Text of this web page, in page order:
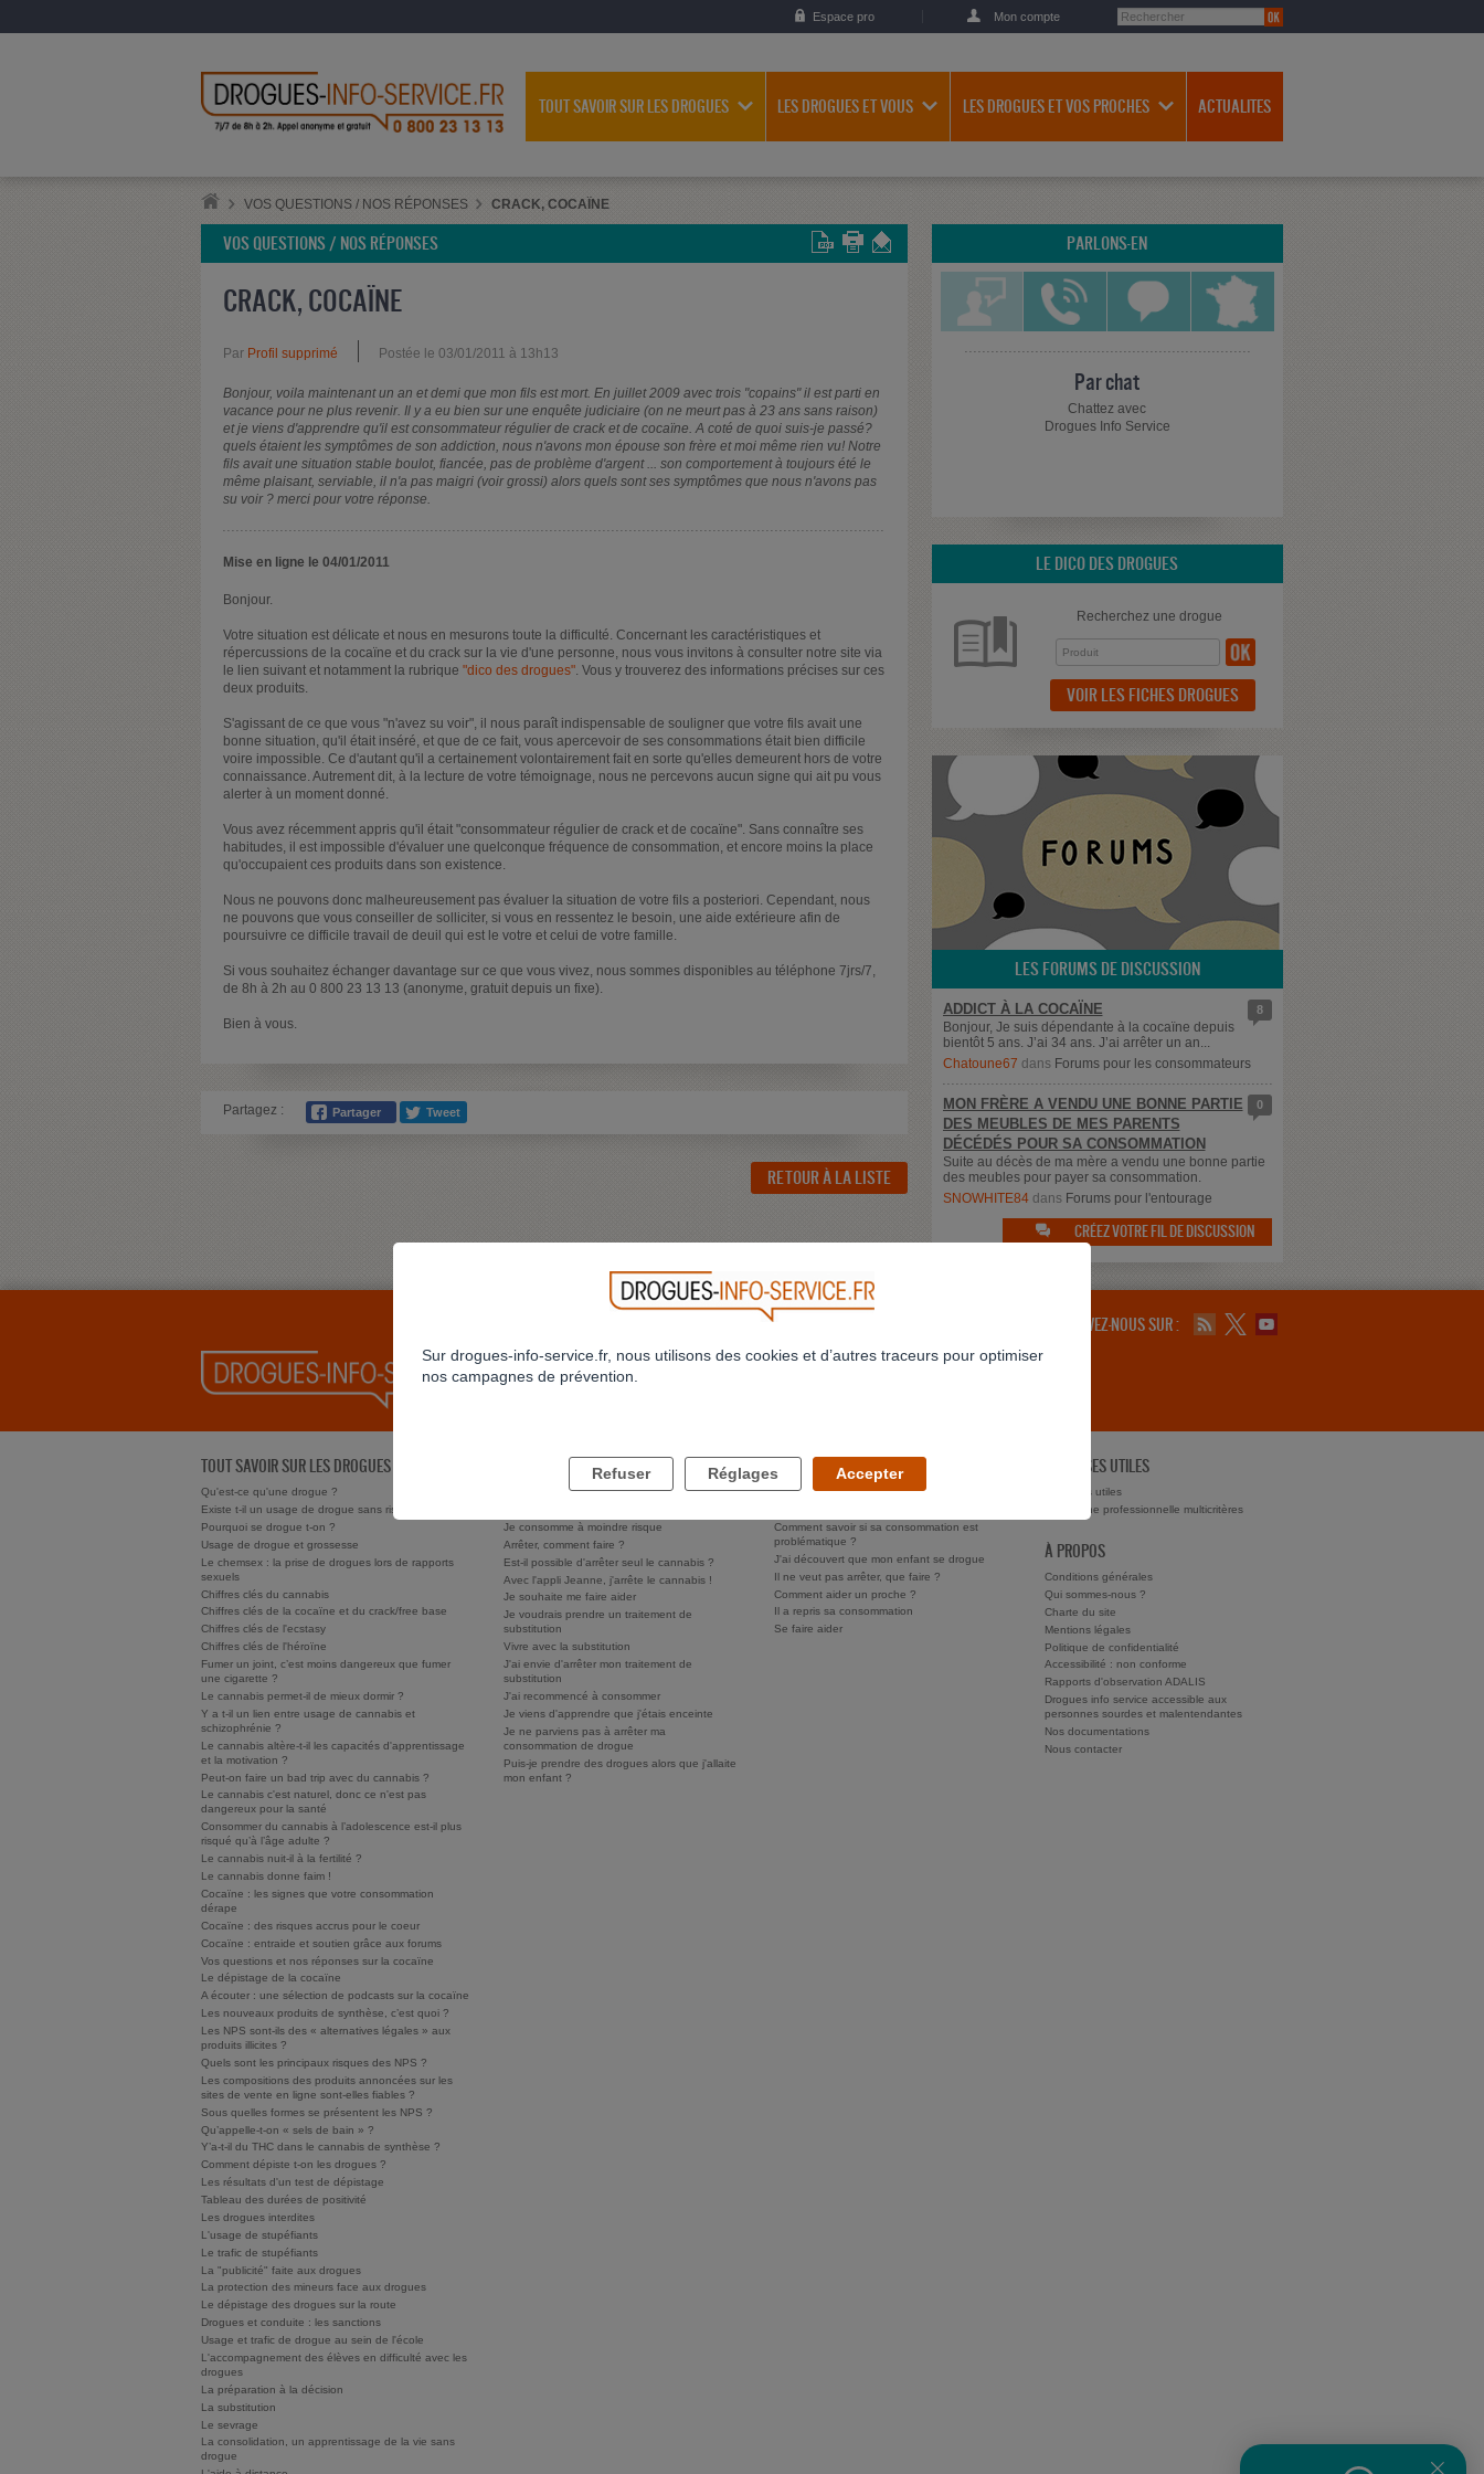
Espace pro Mon compte
TOUT SAVOIR SUR LES DROGUES LES DROGUES ET VOUS LES DROGUES ET VOS PROCHES ACTUALITES
VOS QUESTIONS / NOS RÉPONSES CRACK, COCAÏNE
VOS QUESTIONS / NOS RÉPONSES
CRACK, COCAÏNE
Par Profil supprimé Postée le 03/01/2011 à 13h13
Bonjour, voila maintenant un an et demi que mon fils est mort. En juillet 2009 avec trois "copains" il est parti en
vacance pour ne plus revenir. Il y a eu bien sur une enquête judiciaire (on ne meurt pas à 23 ans sans raison)
et je viens d'apprendre qu'il est consommateur régulier de crack et de cocaïne. A coté de quoi suis-je passé?
quels étaient les symptômes de son addiction, nous n'avons mon épouse son frère et moi même rien vu! Notre
fils avait une situation stable boulot, fiancée, pas de problème d'argent ... son comportement à toujours été le
même plaisant, serviable, il n'a pas maigri (voir grossi) alors quels sont ses symptômes que nous n'avons pas
su voir ? merci pour votre réponse.
Mise en ligne le 04/01/2011
Bonjour.
Votre situation est délicate et nous en mesurons toute la difficulté. Concernant les caractéristiques et
répercussions de la cocaïne et du crack sur la vie d'une personne, nous vous invitons à consulter notre site via
le lien suivant et notamment la rubrique "dico des drogues" . Vous y trouverez des informations précises sur ces
deux produits.
S'agissant de ce que vous "n'avez su voir", il nous paraît indispensable de souligner que votre fils avait une
bonne situation, qu'il était inséré, et que de ce fait, vous apercevoir de ses consommations était bien difficile
voire impossible. Ce d'autant qu'il a certainement volontairement fait en sorte qu'elles demeurent hors de votre
connaissance. Autrement dit, à la lecture de votre témoignage, nous ne percevons aucun signe qui ait pu vous
alerter à un moment donné.
Vous avez récemment appris qu'il était "consommateur régulier de crack et de cocaïne". Sans connaître ses
habitudes, il est impossible d'évaluer une quelconque fréquence de consommation, et encore moins la place
qu'occupaient ces produits dans son existence.
Nous ne pouvons donc malheureusement pas évaluer la situation de votre fils a posteriori. Cependant, nous
ne pouvons que vous conseiller de solliciter, si vous en ressentez le besoin, une aide extérieure afin de
poursuivre ce difficile travail de deuil qui est le votre et celui de votre famille.
Si vous souhaitez échanger davantage sur ce que vous vivez, nous sommes disponibles au téléphone 7jrs/7,
de 8h à 2h au 0 800 23 13 13 (anonyme, gratuit depuis un fixe).
Bien à vous.
Partagez :
RETOUR À LA LISTE
PARLONS-EN
Par chat
Chattez avec
Drogues Info Service
LE DICO DES DROGUES
Recherchez une drogue
VOIR LES FICHES DROGUES
LES FORUMS DE DISCUSSION
8
ADDICT À LA COCAÏNE
Bonjour, Je suis dépendante à la cocaïne depuis
bientôt 5 ans. J’ai 34 ans. J’ai arrêter un an...
Chatoune67 dans Forums pour les consommateurs
0
MON FRÈRE A VENDU UNE BONNE PARTIE
DES MEUBLES DE MES PARENTS
DÉCÉDÉS POUR SA CONSOMMATION
Suite au décès de ma mère a vendu une bonne partie
des meubles pour payer sa consommation.
SNOWHITE84dans Forums pour l'entourage
 CRÉEZ VOTRE FIL DE DISCUSSION
SUIVEZ-NOUS SUR :
TOUT SAVOIR SUR LES DROGUES
Qu'est-ce qu'une drogue ?
Existe t-il un usage de drogue sans risque ?
Pourquoi se drogue t-on ?
Usage de drogue et grossesse
Le chemsex : la prise de drogues lors de rapports
sexuels
Chiffres clés du cannabis
Chiffres clés de la cocaïne et du crack/free base
Chiffres clés de l'ecstasy
Chiffres clés de l'héroïne
Fumer un joint, c’est moins dangereux que fumer
une cigarette ?
Le cannabis permet-il de mieux dormir ?
Y a t-il un lien entre usage de cannabis et
schizophrénie ?
Le cannabis altère-t-il les capacités d'apprentissage
et la motivation ?
Peut-on faire un bad trip avec du cannabis ?
Le cannabis c'est naturel, donc ce n'est pas
dangereux pour la santé
Consommer du cannabis à l’adolescence est-il plus
risqué qu’à l’âge adulte ?
Le cannabis nuit-il à la fertilité ?
Le cannabis donne faim !
Cocaïne : les signes que votre consommation
dérape
Cocaïne : des risques accrus pour le coeur
Cocaïne : entraide et soutien grâce aux forums
Vos questions et nos réponses sur la cocaïne
Le dépistage de la cocaïne
A écouter : une sélection de podcasts sur la cocaïne
Les nouveaux produits de synthèse, c’est quoi ?
Les NPS sont-ils des « alternatives légales » aux
produits illicites ?
Quels sont les principaux risques des NPS ?
Les compositions des produits annoncées sur les
sites de vente en ligne sont-elles fiables ?
Sous quelles formes se présentent les NPS ?
Qu’appelle-t-on « sels de bain » ?
Y’a-t-il du THC dans le cannabis de synthèse ?
Comment dépiste t-on les drogues ?
Les résultats d'un test de dépistage
Tableau des durées de positivité
Les drogues interdites
L'usage de stupéfiants
Le trafic de stupéfiants
La "publicité" faite aux drogues
La protection des mineurs face aux drogues
Le dépistage des drogues sur la route
Drogues et conduite : les sanctions
Usage et trafic de drogue au sein de l'école
L'accompagnement des élèves en difficulté avec les
drogues
La préparation à la décision
La substitution
Le sevrage
La consolidation, un apprentissage de la vie sans
drogue
LES DROGUES ET VOUS
Comment savoir si j'ai un problème ?
Je consomme à moindre risque
Arrêter, comment faire ?
Est-il possible d'arrêter seul le cannabis ?
Avec l'appli Jeanne, j'arrête le cannabis !
Je souhaite me faire aider
Je voudrais prendre un traitement de
substitution
Vivre avec la substitution
J'ai envie d'arrêter mon traitement de
substitution
J'ai recommencé à consommer
Je viens d'apprendre que j'étais enceinte
Je ne parviens pas à arrêter ma
consommation de drogue
Puis-je prendre des drogues alors que j'allaite
mon enfant ?
LES DROGUES ET VOS PROCHES
Comment parler des drogues à mes enfants ?
Comment savoir si sa consommation est
problématique ?
J'ai découvert que mon enfant se drogue
Il ne veut pas arrêter, que faire ?
Comment aider un proche ?
Il a repris sa consommation
Se faire aider
ADRESSES UTILES
Adresses utiles
Recherche professionnelle multicritères
À PROPOS
Conditions générales
Qui sommes-nous ?
Charte du site
Mentions légales
Politique de confidentialité
Accessibilité : non conforme
Rapports d'observation ADALIS
Drogues info service accessible aux
personnes sourdes et malentendantes
Nos documentations
Nous contacter
Sur drogues-info-service.fr, nous utilisons des cookies et d’autres traceurs pour optimiser
nos campagnes de prévention.
Refuser Réglages Accepter